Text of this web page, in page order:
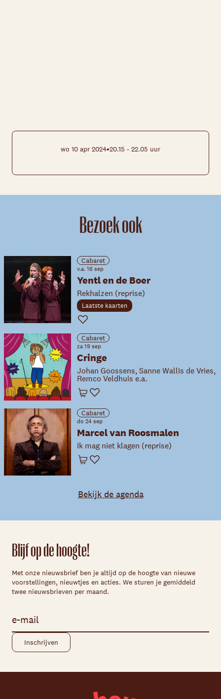
wo 10 apr 2024•20.15 - 22.05 uur
Bezoek ook
Cabaret
v.a. 16 sep
Yentl en de Boer
Rekhalzen (reprise)
Laatste kaarten
Favoriet
Cabaret
za 19 sep
Cringe
Johan Goossens, Sanne Wallis de Vries,
Remco Veldhuis e.a.
Winkelwagen
Favoriet
Cabaret
do 24 sep
Marcel van Roosmalen
Ik mag niet klagen (reprise)
Winkelwagen
Favoriet
Bekijk de agenda
Blijf op de hoogte!
Met onze nieuwsbrief ben je altijd op de hoogte van nieuwe
voorstellingen, nieuwtjes en acties. We sturen je gemiddeld
twee nieuwsbrieven per maand.